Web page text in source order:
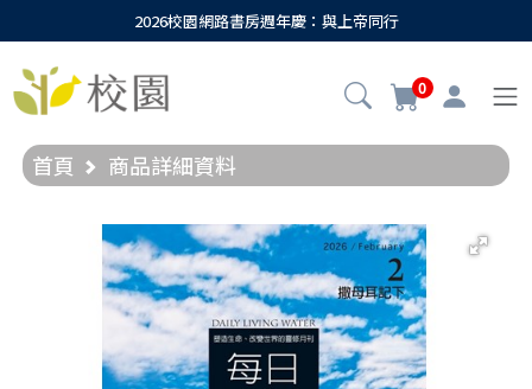
2026校園網路書房週年慶：與上帝同行
0
首頁 商品詳細資料